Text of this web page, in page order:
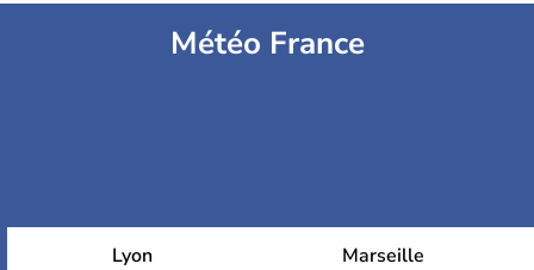
Météo France
Lyon Marseille